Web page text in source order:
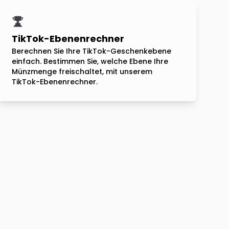
TikTok-Ebenenrechner
Berechnen Sie Ihre TikTok-Geschenkebene
einfach. Bestimmen Sie, welche Ebene Ihre
Münzmenge freischaltet, mit unserem
TikTok-Ebenenrechner.